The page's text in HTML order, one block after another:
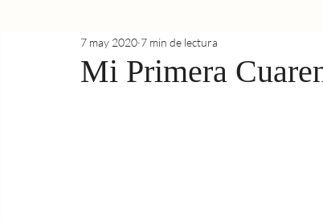
Mi Primera
7 may 2020 7 min de lectura